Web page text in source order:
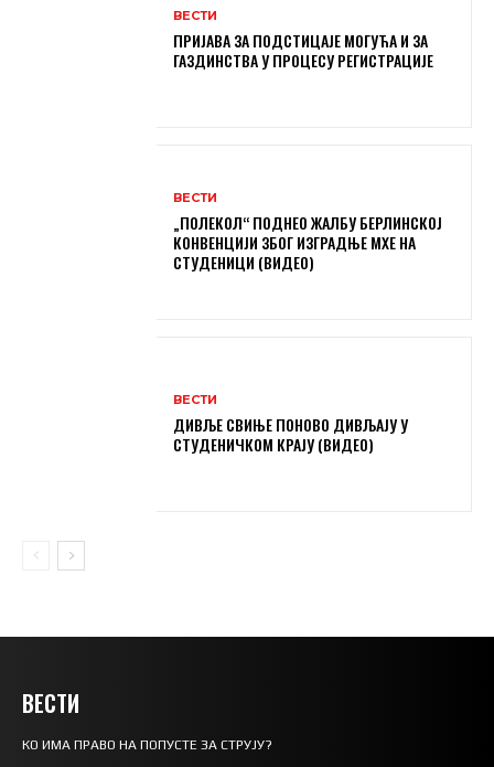
ВЕСТИ
ПРИЈАВА ЗА ПОДСТИЦАЈЕ МОГУЋА И ЗА
ГАЗДИНСТВА У ПРОЦЕСУ РЕГИСТРАЦИЈЕ
ВЕСТИ
„ПОЛЕКОЛ“ ПОДНЕО ЖАЛБУ БЕРЛИНСКОЈ
КОНВЕНЦИЈИ ЗБОГ ИЗГРАДЊЕ МХЕ НА
СТУДЕНИЦИ (ВИДЕО)
ВЕСТИ
ДИВЉЕ СВИЊЕ ПОНОВО ДИВЉАЈУ У
СТУДЕНИЧКОМ КРАЈУ (ВИДЕО)
ВЕСТИ
КО ИМА ПРАВО НА ПОПУСТЕ ЗА СТРУЈУ?